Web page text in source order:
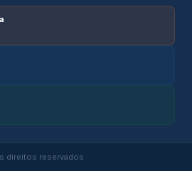
direitos reservados